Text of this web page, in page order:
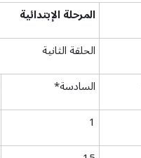
المرحلةالإبتدائية
الحلقة الثانية
السادسة*
1